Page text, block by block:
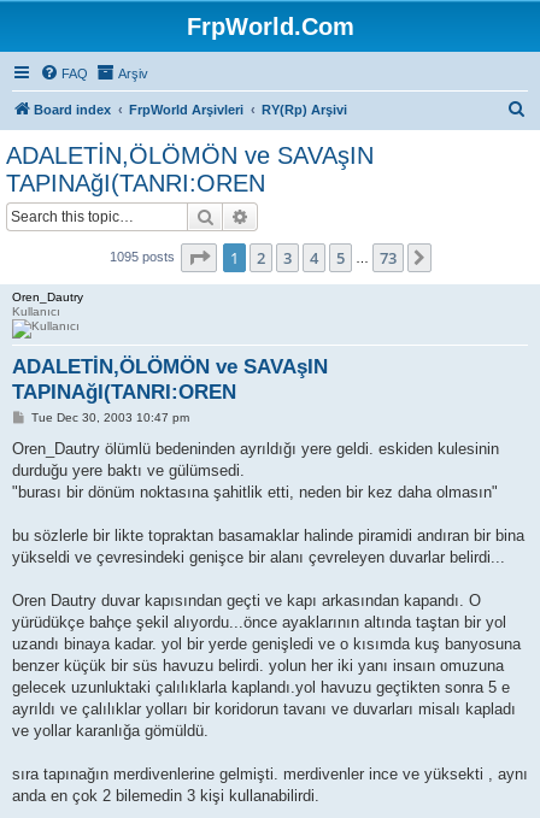
FrpWorld.Com
FAQ Arşiv
Board index FrpWorld Arşivleri RY(Rp) Arşivi
ADALETİN,ÖLÖMÖN ve SAVAşIN
TAPINAğI(TANRI:OREN
Search
1095 posts Page 1of 73
1 2 3 4 5 73
Oren_Dautry
Kullanıcı
ADALETİN,ÖLÖMÖN ve SAVAşIN
TAPINAğI(TANRI:OREN
P
s
Tue Dec 30, 2003 10:47 pm
Oren_Dautry ölümlü bedeninden ayrıldığı yere geldi. eskiden kulesinin
durduğu yere baktı ve gülümsedi.
"burası bir dönüm noktasına şahitlik etti, neden bir kez daha olmasın"
bu sözlerle bir likte topraktan basamaklar halinde piramidi andıran bir bina
yükseldi ve çevresindeki genişce bir alanı çevreleyen duvarlar belirdi...
Oren Dautry duvar kapısından geçti ve kapı arkasından kapandı. O
yürüdükçe bahçe şekil alıyordu...önce ayaklarının altında taştan bir yol
uzandı binaya kadar. yol bir yerde genişledi ve o kısımda kuş banyosuna
benzer küçük bir süs havuzu belirdi. yolun her iki yanı insaın omuzuna
gelecek uzunluktaki çalılıklarla kaplandı.yol havuzu geçtikten sonra 5 e
ayrıldı ve çalılıklar yolları bir koridorun tavanı ve duvarları misalı kapladı
ve yollar karanlığa gömüldü.
sıra tapınağın merdivenlerine gelmişti. merdivenler ince ve yüksekti , aynı
anda en çok 2 bilemedin 3 kişi kullanabilirdi.